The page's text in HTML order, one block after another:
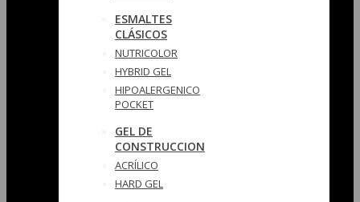
ESMALTES
CLÁSICOS
NUTRICOLOR
HYBRID GEL
HIPOALERGENICO
POCKET
GEL DE
CONSTRUCCION
ACRÍLICO
HARD GEL